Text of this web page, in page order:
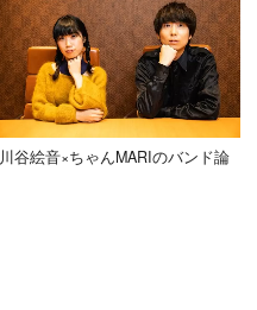
川谷絵音×ちゃんMARIのバンド論